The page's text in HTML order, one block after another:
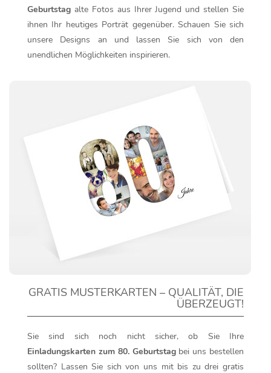
Geburtstag alte Fotos aus Ihrer Jugend und stellen Sie
ihnen Ihr heutiges Porträt gegenüber. Schauen Sie sich
unsere Designs an und lassen Sie sich von den
unendlichen Möglichkeiten inspirieren.
GRATIS MUSTERKARTEN – QUALITÄT, DIE
ÜBERZEUGT!
Sie sind sich noch nicht sicher, ob Sie Ihre
Einladungskarten zum 80. Geburtstagbei uns bestellen
sollten? Lassen Sie sich von uns mit bis zu drei gratis